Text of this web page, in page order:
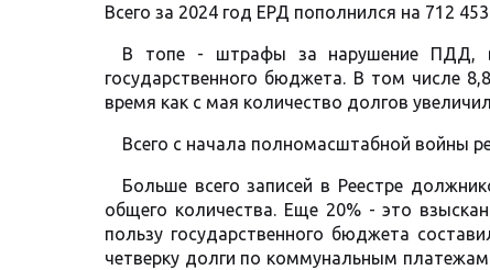
Всего за 2024 год ЕРД пополнился на 712
В топе - штрафы за нарушение ПДД,
государственного бюджета. В том числе
время как с мая количество долгов
Всего с начала полномасштабной войны
Больше всего записей в Реестре
общего количества. Еще 20% - это
пользу государственного бюджета
четверку долги по коммунальным